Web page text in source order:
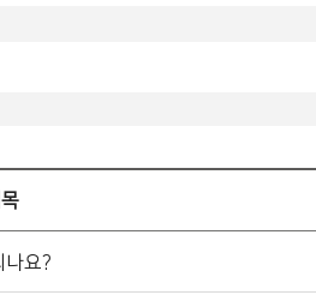
나요?